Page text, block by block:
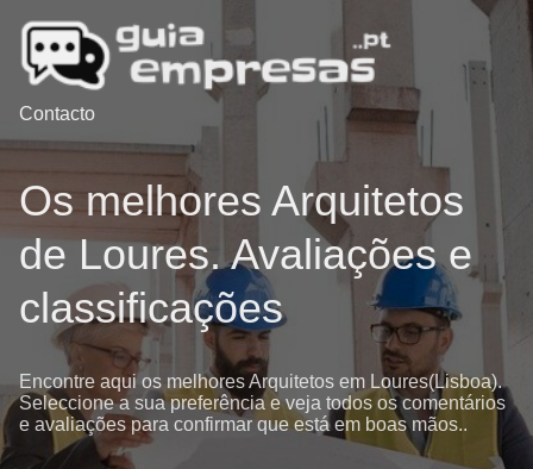
Contacto
Os melhores Arquitetos
de Loures. Avaliações e
classificações
Encontre aqui os melhores Arquitetos em Loures(Lisboa).
Seleccione a sua preferência e veja todos os comentários
e avaliações para confirmar que está em boas mãos..